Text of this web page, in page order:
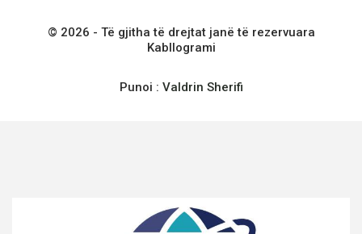
© 2026 - Të gjitha të drejtat janë të rezervuara
Kabllogrami
Punoi : Valdrin Sherifi